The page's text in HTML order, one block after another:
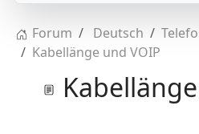
Forum Deutsch
Kabellänge und VOIP